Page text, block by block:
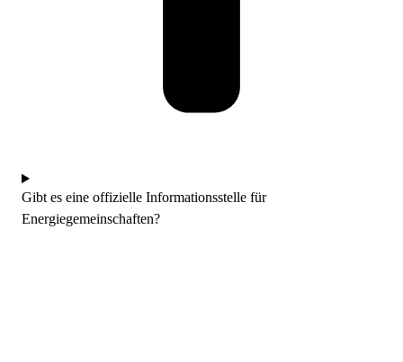
Gibt es eine offizielle Informationsstelle für
Energiegemeinschaften?